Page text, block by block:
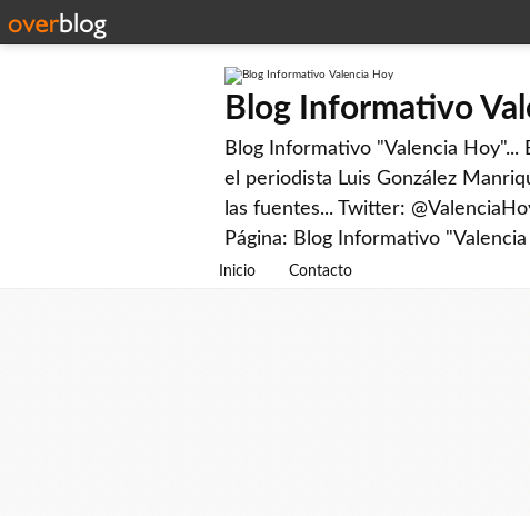
Blog Informativo
Blog Informativo "Valencia
el periodista Luis González
las fuentes... Twitter:
Página: Blog Informativo
Inicio Contacto